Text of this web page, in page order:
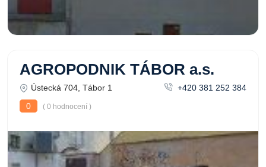
AGROPODNIK TÁBOR a.s.
Ústecká 704, Tábor 1
+420 381 252 384
0
( 0 hodnocení )